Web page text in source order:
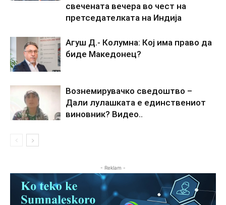
свечената вечера во чест на
претседателката на Индија
Агуш Д.- Колумна: Кој има право да
биде Македонец?
Вознемирувачко сведоштво –
Дали лулашката е единствениот
виновник? Видео..
- Reklam -